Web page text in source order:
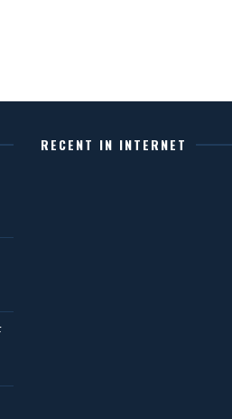
RECENT IN INTERNET